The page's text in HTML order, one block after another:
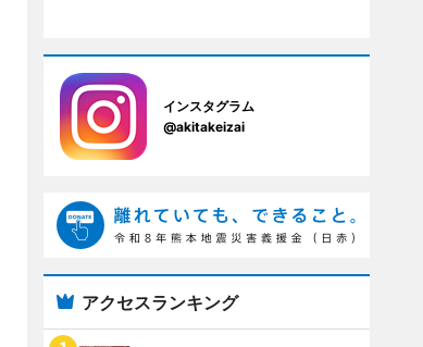
インスタグラム
@akitakeizai
アクセスランキング